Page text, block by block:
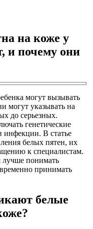
на коже у
и почему они
могут вызывать
могут указывать на
до серьезных.
генетические
инфекции. В статье
белых пятен, их
к специалистам.
понимать
принимать
белые